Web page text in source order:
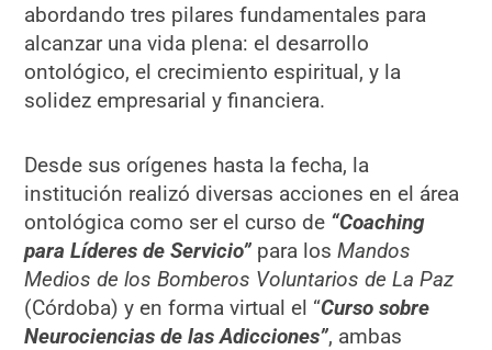
abordando tres pilares fundamentales para
alcanzar una vida plena: el desarrollo
ontológico, el crecimiento espiritual, y la
solidez empresarial y financiera.
Desde sus orígenes hasta la fecha, la
institución realizó diversas acciones en el área
ontológica como ser el curso de “Coaching
para Líderes de Servicio” para losMandos
Medios de los Bomberos Voluntarios de La Paz
(Córdoba) y en forma virtual el “Curso sobre
Neurociencias de las Adicciones”, ambas